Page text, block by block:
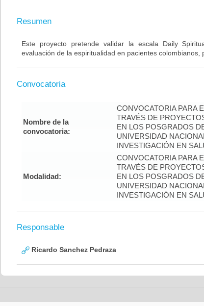
Resumen
Este proyecto pretende validar la escala Daily
evaluación de la espiritualidad en pacientes
Convocatoria
Nombre de la
convocatoria:
CONVOCATORIA PARA
TRAVÉS DE
EN LOS POSGRADOS
UNIVERSIDAD
INVESTIGACIÓN EN
Modalidad:
CONVOCATORIA PARA
TRAVÉS DE
EN LOS POSGRADOS
UNIVERSIDAD
INVESTIGACIÓN EN
Responsable
Ricardo Sanchez Pedraza